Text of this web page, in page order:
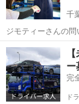
千
ジモティーさんの問
加して頂きました
(^^) ホームペー
千葉 白井市
武道
ー
完
ド